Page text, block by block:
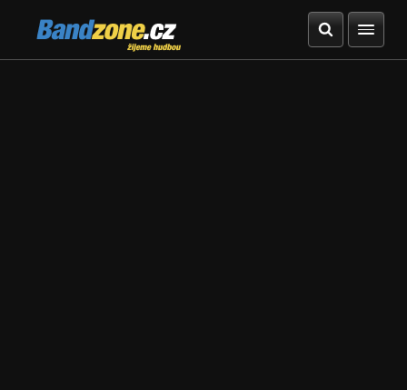
Bandzone.cz
žijeme hudbou